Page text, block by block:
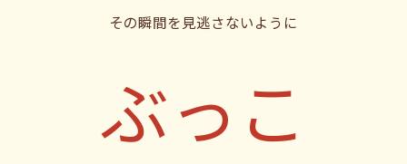
その瞬間を見逃さないように
ぶっこ